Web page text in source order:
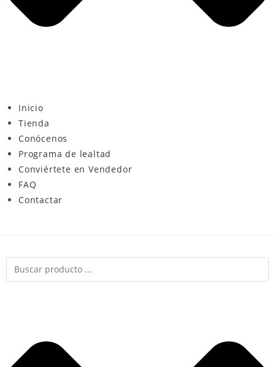
Inicio
Tienda
Conócenos
Programa de lealtad
Conviértete en Vendedor
FAQ
Contactar